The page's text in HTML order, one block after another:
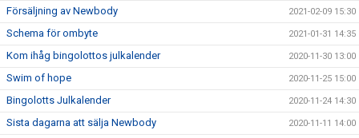
Försäljning av Newbody 2021-02-09 15:30
Schema för ombyte 2021-01-31 14:35
Kom ihåg bingolottos julkalender 2020-11-30 13:00
Swim of hope 2020-11-25 15:00
Bingolotts Julkalender 2020-11-24 14:30
Sista dagarna att sälja Newbody 2020-11-11 14:00